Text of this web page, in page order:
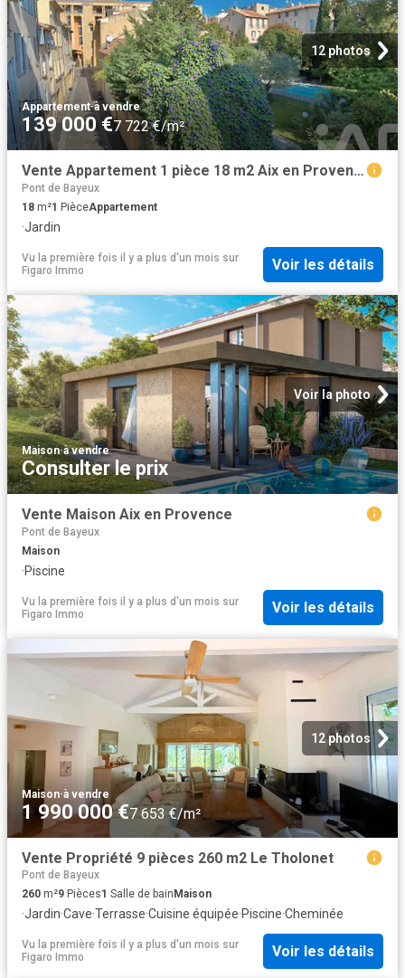
12 photos
Appartement·à vendre
139 000 €7 722 €/m²
Vente Appartement 1 pièce 18 m2 Aix en Provence
Pont de Bayeux
18 m²1 PièceAppartement
·Jardin
Vu la première fois il y a plus d'un mois sur
Figaro Immo
Voir les détails
Voir la photo
Maison·à vendre
Consulter le prix
Vente Maison Aix en Provence
Pont de Bayeux
Maison
·Piscine
Vu la première fois il y a plus d'un mois sur
Figaro Immo
Voir les détails
12 photos
Maison·à vendre
1 990 000 €7 653 €/m²
Vente Propriété 9 pièces 260 m2 Le Tholonet
Pont de Bayeux
260 m²9 Pièces1 Salle de bain Maison
·Jardin·Cave·Terrasse·Cuisine équipée·Piscine·Cheminée
Vu la première fois il y a plus d'un mois sur
Figaro Immo
Voir les détails